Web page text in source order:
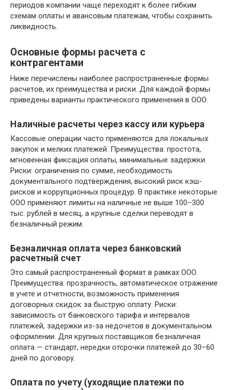
периодов компании чаще переходят к более гибким
схемам оплаты и авансовым платежам, чтобы сохранить
ликвидность.
Основные формы расчета с
контрагентами
Ниже перечислены наиболее распространенные формы
расчетов, их преимущества и риски. Для каждой формы
приведены варианты практического применения в ООО.
Наличные расчеты через кассу или курьера
Кассовые операции часто применяются для локальных
закупок и мелких платежей. Преимущества: простота,
мгновенная фиксация оплаты, минимальные задержки.
Риски: ограничения по сумме, необходимость
документального подтверждения, высокий риск кэш-
рисков и коррупционных процедур. В практике некоторые
ООО применяют лимиты на наличные не выше 100–300
тыс. рублей в месяц, а крупные сделки переводят в
безналичный режим.
Безналичная оплата через банковский
расчетный счет
Это самый распространенный формат в рамках ООО.
Преимущества: прозрачность, автоматическое отражение
в учете и отчетности, возможность применения
договорных скидок за быструю оплату. Риски:
зависимость от банковского тарифа и интервалов
платежей, задержки из-за недочетов в документальном
оформлении. Для крупных поставщиков безналичная
оплата — стандарт, нередки отсрочки платежей до 30–60
дней по договору.
Оплата по учету (уходящие платежи по